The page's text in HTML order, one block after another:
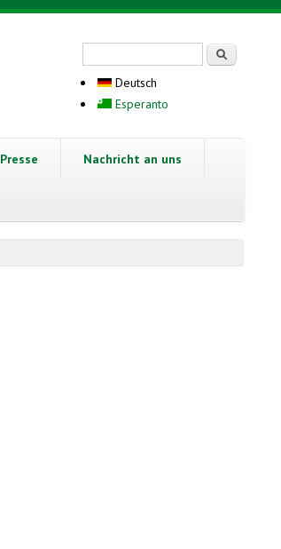
Deutsch
Esperanto
Presse Nachricht an uns